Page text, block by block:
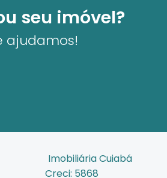
seu imóvel?
ajudamos!
Imobiliária Cuiabá
Creci: 5868